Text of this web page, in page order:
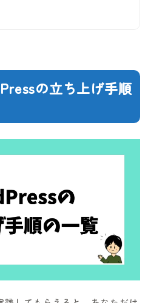
の立ち上げ手順